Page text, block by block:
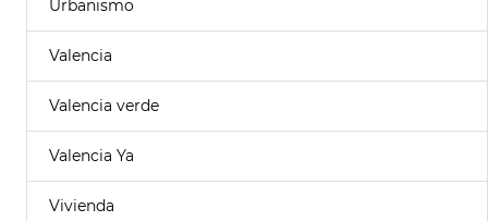
Urbanismo
Valencia
Valencia verde
Valencia Ya
Vivienda